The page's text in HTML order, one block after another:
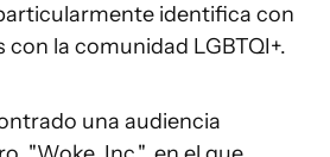
identifica con
la comunidad LGBTQI+.
una audiencia